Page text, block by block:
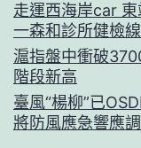
走運西海岸car
一森和診所健檢線
滬指盤中衝破
階段新高
臺風“楊柳”已
將防風應急響應